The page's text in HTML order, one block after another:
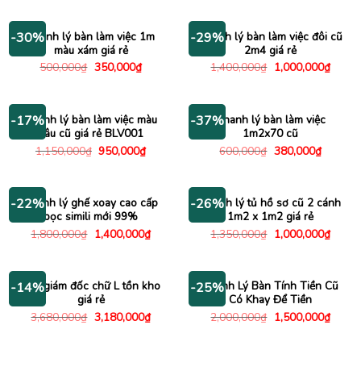
3,450,000₫.
-30%Thanh lý bàn làm việc 1m
màu xám giá rẻ
500,000₫ Giá
350,000₫Giá
hiện
350,000₫.
-29%
Thanh lý bàn làm việc đôi cũ
2m4 giá rẻ
1,400,000₫ Giá
gốc
1,000,000₫Giá
hiện
-17%
Thanh lý bàn làm việc màu
nâu cũ giá rẻ BLV001
1,150,000₫ Giá
950,000₫Giá
hiện
950,000₫.
-37%Thanh lý bàn làm việc
1m2x70 cũ
600,000₫ Giá
380,000₫Giá
hiện
-22%
Thanh lý ghế xoay cao cấp
bọc simili mới 99%
1,800,000₫ Giá
gốc
1,400,000₫Giá
hiện
1,400,000₫.
-26%
Thanh lý tủ hồ sơ cũ 2 cánh
1m2 x 1m2 giá rẻ
1,350,000₫ Giá
gốc
1,000,000₫Giá
hiện
-14%
Bàn giám đốc chữ L tồn kho
giá rẻ
3,680,000₫ Giá
gốc
3,180,000₫Giá
hiện
-25%
Thanh Lý Bàn Tính Tiền Cũ
Có Khay Để Tiền
2,000,000₫ Giá
gốc
1,500,000₫Giá
hiện